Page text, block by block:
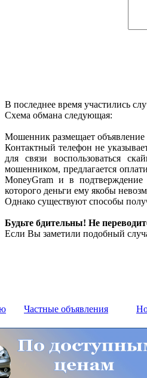
В последнее время участились
Схема обмана следующая:
Мошенник размещает объявление
Контактный телефон не
для связи воспользоваться
мошенником, предлагается
MoneyGram и в
которого деньги ему якобы
Однако существуют способы
Будьте бдительны! Не
Если Вы заметили подобный
Частные объявления